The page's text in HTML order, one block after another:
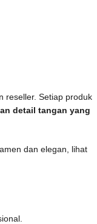
reseller. Setiap produk
detail tangan yang
dan elegan, lihat